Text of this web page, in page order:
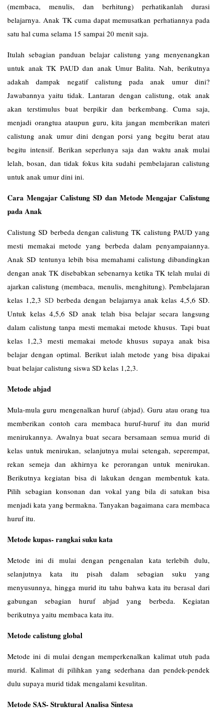
(membaca, menulis, dan berhitung) perhatikanlah durasi
belajarnya. Anak TK cuma dapat memusatkan perhatiannya pada
satu hal cuma selama 15 sampai 20 menit saja.
Itulah sebagian panduan belajar calistung yang menyenangkan
untuk anak TK PAUD dan anak Umur Balita. Nah, berikutnya
adakah dampak negatif calistung pada anak umur dini?
Jawabannya yaitu tidak. Lantaran dengan calistung, otak anak
akan terstimulus buat berpikir dan berkembang. Cuma saja,
menjadi orangtua ataupun guru, kita jangan memberikan materi
calistung anak umur dini dengan porsi yang begitu berat atau
begitu intensif. Berikan seperlunya saja dan waktu anak mulai
lelah, bosan, dan tidak fokus kita sudahi pembelajaran calistung
untuk anak umur dini ini.
Cara Mengajar Calistung SD dan Metode Mengajar Calistung
pada Anak
Calistung SD berbeda dengan calistung TK calistung PAUD yang
mesti memakai metode yang berbeda dalam penyampaiannya.
Anak SD tentunya lebih bisa memahami calistung dibandingkan
dengan anak TK disebabkan sebenarnya ketika TK telah mulai di
ajarkan calistung (membaca, menulis, menghitung). Pembelajaran
kelas 1,2,3 SDberbeda dengan belajarnya anak kelas 4,5,6 SD.
Untuk kelas 4,5,6 SD anak telah bisa belajar secara langsung
dalam calistung tanpa mesti memakai metode khusus. Tapi buat
kelas 1,2,3 mesti memakai metode khusus supaya anak bisa
belajar dengan optimal. Berikut ialah metode yang bisa dipakai
buat belajar calistung siswa SD kelas 1,2,3.
Metode abjad
Mula-mula guru mengenalkan huruf (abjad). Guru atau orang tua
memberikan contoh cara membaca huruf-huruf itu dan murid
menirukannya. Awalnya buat secara bersamaan semua murid di
kelas untuk menirukan, selanjutnya mulai setengah, seperempat,
rekan semeja dan akhirnya ke perorangan untuk menirukan.
Berikutnya kegiatan bisa di lakukan dengan membentuk kata.
Pilih sebagian konsonan dan vokal yang bila di satukan bisa
menjadi kata yang bermakna. Tanyakan bagaimana cara membaca
huruf itu.
Metode kupas- rangkai suku kata
Metode ini di mulai dengan pengenalan kata terlebih dulu,
selanjutnya kata itu pisah dalam sebagian suku yang
menyusunnya, hingga murid itu tahu bahwa kata itu berasal dari
gabungan sebagian huruf abjad yang berbeda. Kegiatan
berikutnya yaitu membaca kata itu.
Metode calistung global
Metode ini di mulai dengan memperkenalkan kalimat utuh pada
murid. Kalimat di pilihkan yang sederhana dan pendek-pendek
dulu supaya murid tidak mengalami kesulitan.
Metode SAS- Struktural Analisa Sintesa